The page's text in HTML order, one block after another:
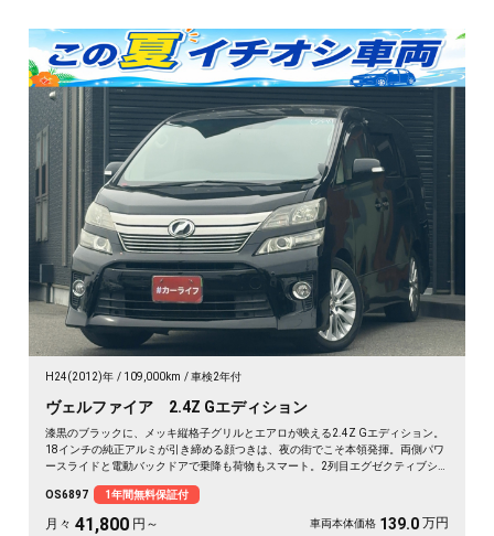
H24(2012)年 109,000km 車検2年付
ヴェルファイア 2.4Z Gエディション
漆黒のブラックに、メッキ縦格子グリルとエアロが映える2.4Z Gエディション。
18インチの純正アルミが引き締める顔つきは、夜の街でこそ本領発揮。両側パワ
ースライドと電動バックドアで乗降も荷物もスマート。2列目エグゼクティブシ
ップダウンモニターで後席の時間も特別に。長く付き合える一台として《1年保
証付》でお渡しします🚗✨💎💺😎
OS6897 1年間無料保証付
月々 41,800 円～ 車両本体価格 139.0 万円